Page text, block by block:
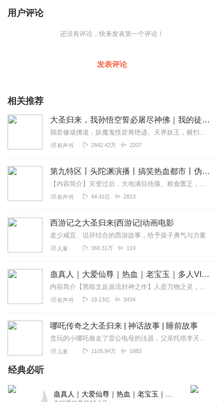
用户评论
还没有评论，快来发表第一个评论！
发表评论
相关推荐
大圣归来，我孙悟空誓必屠尽神佛｜我的徒弟都成圣了
我若修成佛道，妖魔鬼怪皆将绝迹。天界妖王，横扫三界，霸气无人能敌！【内容简介】穿越西游，系统给苏玄开了一个书店，本想躺平的苏玄突然发现，只要有人看他的书就有机会...
有声书 2842.42万 2207
第九特区丨头陀渊演播丨搞笑热血都市丨伪戒丨VIP免费多人有声剧
【内容简介】灾变过后，大地满目疮痍。粮食匮乏，资源紧俏，局势混乱……一位从待规划区杀出来的青年，背对着漫天黄沙，孤身来到九区谋生，却不曾想偶然结识三五好友，一念...
有声书 44.41亿 2813
西游记之大圣归来|西游记|动画电影
老少咸宜、说评结合的西游故事，给予孩子勇气与力量
儿童 360.31万 119
蛊真人｜大爱仙尊｜热血｜老宝玉｜多人VIP免费有声剧
内容简介【黑暗文反派流封神之作】人是万物之灵，蛊是天地真精。一个穿越者不断重生的故事。一个养蛊、炼蛊、用蛊的奇特世界。配音组（男角色）老宝玉旁白...
有声书 19.13亿 3434
哪吒传奇之大圣归来 | 神话故事 | 睡前故事
贪玩的小哪吒偷走了雷公电母的法器，父亲托塔李天王无奈之下请太上老君帮他管教，哪知淘气的哪吒把天宫闹的鸡飞狗跳。一个机缘巧合，哪吒发现了东海龙宫图谋造反的秘密，犹...
儿童 1105.94万 1883
经典必听